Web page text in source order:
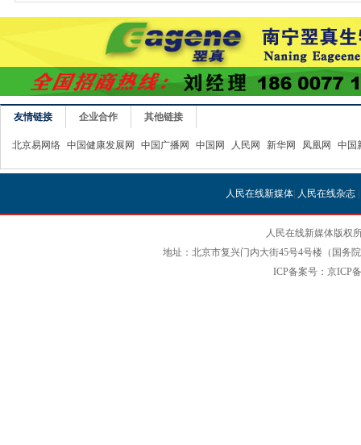
友情链接 企业合作 其他链接
北京易网络 中国健康发展网 中国广播网 中国网 人民网 新华网 凤凰网 中国
人民在线新媒体| 人民在线杂志|
人民在线新媒体版权
地址：北京市复兴门内大街45号4号楼（国务
ICP备案号：京ICP